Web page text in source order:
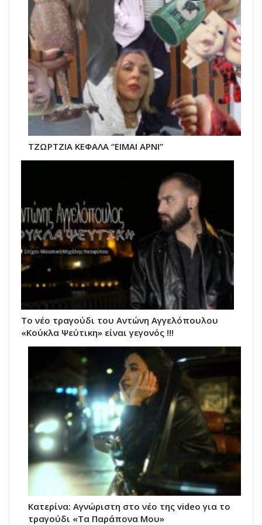
ΤΖΩΡΤΖΙΑ ΚΕΦΑΛΑ “ΕΙΜΑΙ ΑΡΝΙ”
Το νέο τραγούδι του Αντώνη Αγγελόπουλου
«Κούκλα Ψεύτικη» είναι γεγονός !!!
Κατερίνα: Αγνώριστη στο νέο της video για το
τραγούδι «Τα Παράπονα Μου»